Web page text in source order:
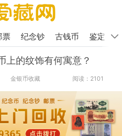
票 纪念钞 古钱币 鉴定
上的纹饰有何寓意？
金银币收藏 阅读：2101